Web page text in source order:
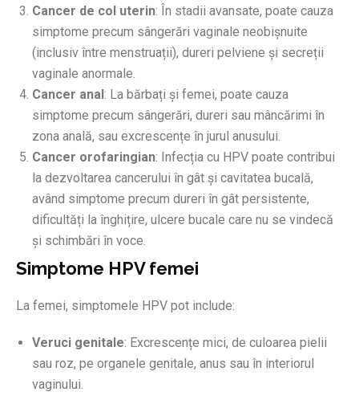
Cancer de col uterin: În stadii avansate, poate cauza
simptome precum sângerări vaginale neobișnuite
(inclusiv între menstruații), dureri pelviene și secreții
vaginale anormale.
Cancer anal: La bărbați și femei, poate cauza
simptome precum sângerări, dureri sau mâncărimi în
zona anală, sau excrescențe în jurul anusului.
Cancer orofaringian: Infecția cu HPV poate contribui
la dezvoltarea cancerului în gât și cavitatea bucală,
având simptome precum dureri în gât persistente,
dificultăți la înghițire, ulcere bucale care nu se vindecă
și schimbări în voce.
Simptome HPV femei
La femei, simptomele HPV pot include:
Veruci genitale: Excrescențe mici, de culoarea pielii
sau roz, pe organele genitale, anus sau în interiorul
vaginului.